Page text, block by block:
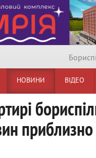
НОВИНИ ВІДЕО